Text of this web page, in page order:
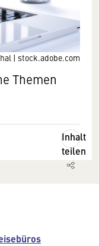
| stock.adobe.com
Themen
Inhalt
teilen